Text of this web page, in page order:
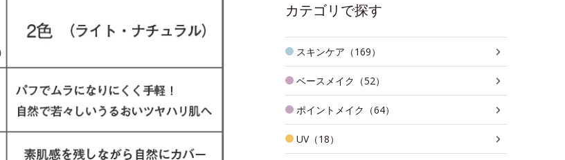
カテゴリで探す
スキンケア（169）
ベースメイク（52）
ポイントメイク（64）
UV（18）